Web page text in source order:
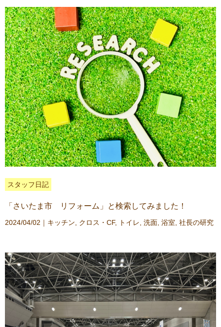
スタッフ日記
「さいたま市 リフォーム」と検索してみました！
2024/04/02｜ キッチン, クロス・CF, トイレ, 洗面, 浴室, 社長の研究